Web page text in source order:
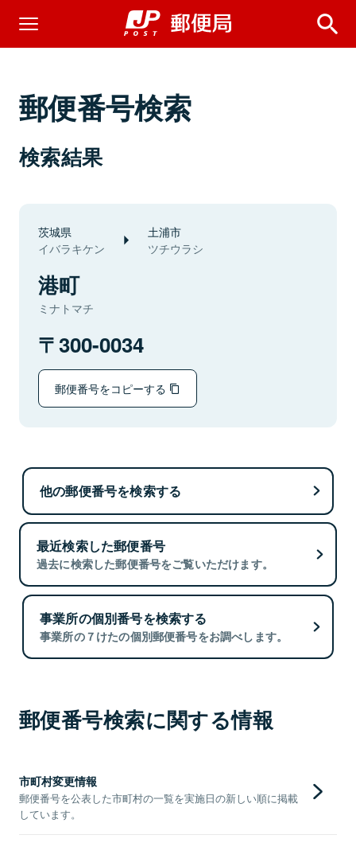
郵便番号検索
検索結果
茨城県
イバラキケン
土浦市
ツチウラシ
港町
ミナトマチ
300-0034
郵便番号をコピーする
他の郵便番号を検索する
最近検索した郵便番号
過去に検索した郵便番号をご覧いただけます。
事業所の個別番号を検索する
事業所の７けたの個別郵便番号をお調べします。
郵便番号検索に関する情報
市町村変更情報
郵便番号を公表した市町村の一覧を実施日の新しい順に掲載
しています。